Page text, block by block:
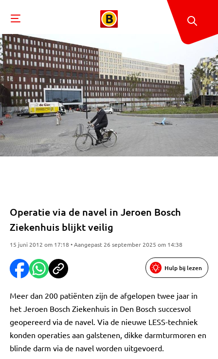
Operatie via de navel in Jeroen Bosch
Ziekenhuis blijkt veilig
15 juni 2012 om 17:18 • Aangepast 26 september 2025 om 14:38
Hulp bij lezen
Meer dan 200 patiënten zijn de afgelopen twee jaar in
het Jeroen Bosch Ziekenhuis in Den Bosch succesvol
geopereerd via de navel. Via de nieuwe LESS-techniek
konden operaties aan galstenen, dikke darmturmoren en
blinde darm via de navel worden uitgevoerd.